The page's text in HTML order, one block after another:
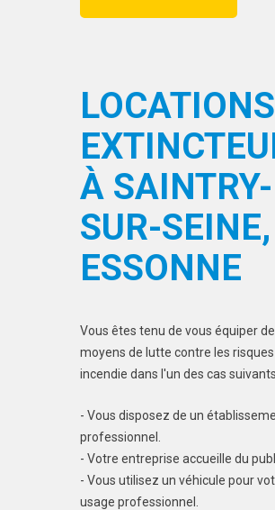
LOCATIONS
À SAINTRY-
SUR-SEINE,
ESSONNE
Vous êtes tenu de vous équiper de
moyens de lutte contre les risques
incendie dans l'un des cas
- Vous disposez de un
professionnel.
- Votre entreprise accueille du
- Vous utilisez un véhicule pour
usage professionnel.